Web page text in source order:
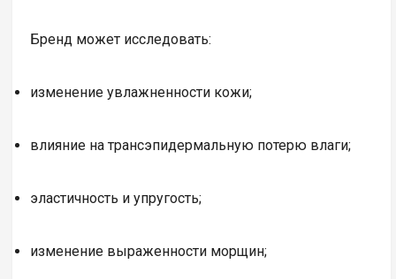
Бренд может исследовать:
изменение увлажненности кожи;
влияние на трансэпидермальную потерю влаги;
эластичность и упругость;
изменение выраженности морщин;